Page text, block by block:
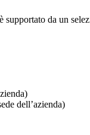
da un
dell’azienda)